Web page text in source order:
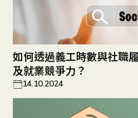
如何透過義工時數與社職
及就業競爭力？
14.10.2024